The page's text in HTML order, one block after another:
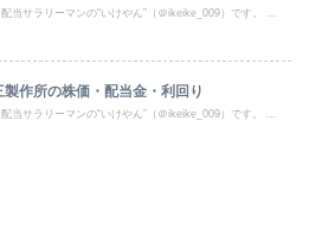
当サラリーマンの“いけやん”（＠ikeike_009）です。 ...
作所の株価・配当金・利回り
当サラリーマンの“いけやん”（＠ikeike_009）です。 ...